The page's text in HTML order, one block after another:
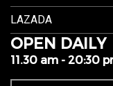
LAZADA
OPEN DAILY
11.30 am - 20:30